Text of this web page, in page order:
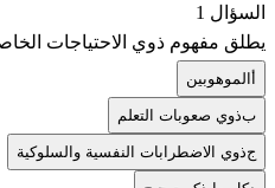
السؤال 1
يطلق مفهوم ذوي الاحتياجات
أ الموهوبين
بذوي صعوبات التعلم
جذوي الاضطرابات النفسية والسلوكية